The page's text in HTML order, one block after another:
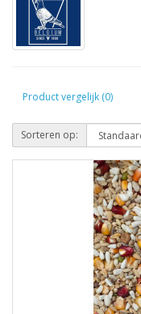
Product vergelijk (0)
Sorteren op: